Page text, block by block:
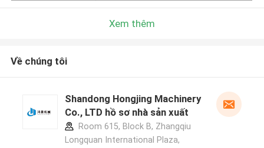
Xem thêm
Về chúng tôi
Shandong Hongjing Machinery
Co., LTD hồ sơ nhà sản xuất
Room 615, Block B, Zhangqiu
Longquan International Plaza,